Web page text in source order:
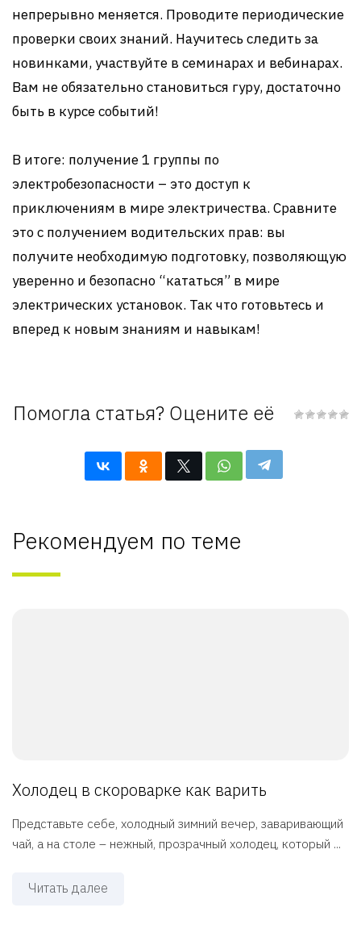
непрерывно меняется. Проводите периодические
проверки своих знаний. Научитесь следить за
новинками, участвуйте в семинарах и вебинарах.
Вам не обязательно становиться гуру, достаточно
быть в курсе событий!
В итоге: получение 1 группы по
электробезопасности – это доступ к
приключениям в мире электричества. Сравните
это с получением водительских прав: вы
получите необходимую подготовку, позволяющую
уверенно и безопасно “кататься” в мире
электрических установок. Так что готовьтесь и
вперед к новым знаниям и навыкам!
Помогла статья? Оцените её
Рекомендуем по теме
Холодец в скороварке как варить
Представьте себе, холодный зимний вечер, заваривающий
чай, а на столе – нежный, прозрачный холодец, который ...
Читать далее